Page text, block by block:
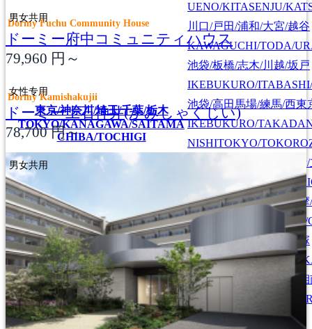
東京/神奈川/埼玉/千葉/栃木
TOKYO/KANAGAWA/SAITAMA
CHIBA/TOCHIGI
UENO/KITASENJU/
川口/戸田/浦和/大宮/越谷
KAWAGUCHI/TODA/
池袋/板橋/志木/川越/坂戸
IKEBUKURO/
池袋/高田馬場/練馬/西東
IKEBUKURO/
NISHITOKYO/
新宿/中野/吉祥寺/国分寺
SHINJUKU/NAKANO/
新宿/登戸/調布/府中/多
SHINJUKU/
渋谷/川崎/蒲田/横浜/戸塚
SHIBUYA/KAWASAKI/
町田/相模原/厚木/大和/湘
MACHIDA/
宇都宮
男女共用
Dormy Fuchu Community House
ドーミー府中コミュニティハウス
79,960 円～
女性专用
Dormy Kamishakujii
ドーミー上石神井(かみしゃくじい)
78,700円～
男女共用